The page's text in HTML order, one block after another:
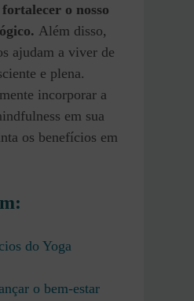
o nosso
Além disso,
ajudam a viver de
e plena.
incorporar a
em sua
os benefícios em
do Yoga
o bem-estar